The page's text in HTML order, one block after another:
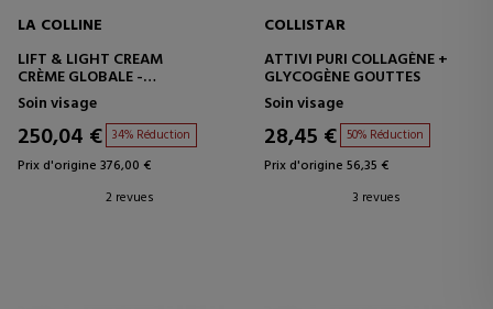
LA COLLINE
LIFT & LIGHT CREAM
CRÈME GLOBALE -
ILLUMINATRICE
Soin visage
250,04 € 34% Réduction
Prix d'origine 376,00 €
2 revues
COLLISTAR
ATTIVI PURI COLLAGÈNE +
GLYCOGÈNE GOUTTES
Soin visage
28,45 € 50% Réduction
Prix d'origine 56,35 €
3 revues